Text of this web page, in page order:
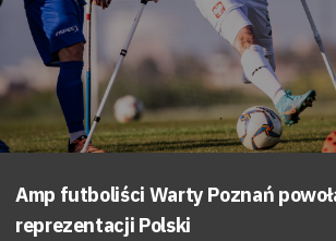
Amp futboliści Warty Poznań
reprezentacji Polski